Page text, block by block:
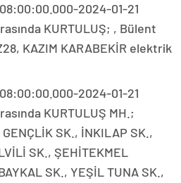
2024-01-21
KURTULUŞ; , Bülent
KAZIM KARABEKİR elektrik
2024-01-21
KURTULUŞ MH.;
SK., İNKILAP SK.,
SK., ŞEHİTEKMEL
SK., YEŞİL TUNA SK.,